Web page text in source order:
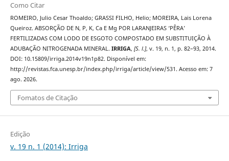
Como Citar
ROMEIRO, Julio Cesar Thoaldo; GRASSI FILHO, Helio; MOREIRA, Lais Lorena
Queiroz. ABSORÇÃO DE N, P, K, Ca E Mg POR LARANJEIRAS ‘PÊRA’
FERTILIZADAS COM LODO DE ESGOTO COMPOSTADO EM SUBSTITUIÇÃO À
ADUBAÇÃO NITROGENADA MINERAL. IRRIGA, [S. l.], v. 19, n. 1, p. 82–93, 2014.
DOI: 10.15809/irriga.2014v19n1p82. Disponível em:
http://revistas.fca.unesp.br/index.php/irriga/article/view/531. Acesso em: 7
ago. 2026.
Fomatos de Citação
Edição
v. 19 n. 1 (2014): Irriga